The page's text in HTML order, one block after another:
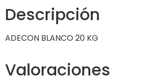
Descripción
ADECON BLANCO 20 KG
Valoraciones